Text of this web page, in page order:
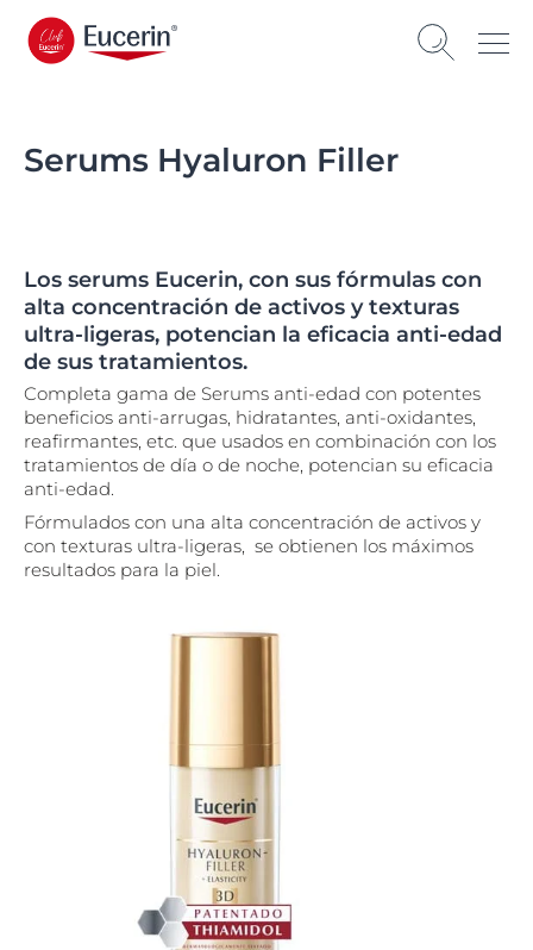
Serums Hyaluron Filler
Los serums Eucerin, con sus fórmulas con
alta concentración de activos y texturas
ultra-ligeras, potencian la eficacia anti-edad
de sus tratamientos.
Completa gama de Serums anti-edad con potentes
beneficios anti-arrugas, hidratantes, anti-oxidantes,
reafirmantes, etc. que usados en combinación con los
tratamientos de día o de noche, potencian su eficacia
anti-edad.
Fórmulados con una alta concentración de activos y
con texturas ultra-ligeras, se obtienen los máximos
resultados para la piel.